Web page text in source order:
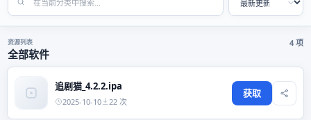
资源列表
全部软件
4 项
追剧猫_4.2.2.ipa
2025-10-10 22 次
获取